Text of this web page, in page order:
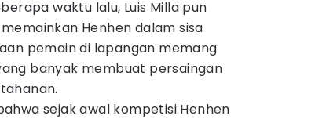
waktu lalu, Luis Milla pun
Henhen dalam sisa
pemain di lapangan memang
banyak membuat persaingan
sejak awal kompetisi Henhen